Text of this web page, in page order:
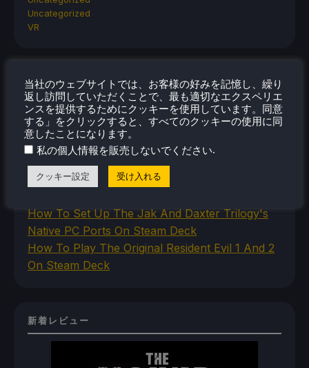
Uncategorized
VR
最近のヒント＆GUIDES
How To Play Stardew Valley In 3D On Steam
Deck
How To Set Up The Steam Controller On The
How To Install The Legend of Zelda: Twilight
How To Set Up The Jak And Daxter Trilogy's
Native PC Ports On Steam Deck
How To Play The Original Resident Evil 1 And 2
On Steam Deck
新着レビュー
当社のウェブサイトでは、お客様の好みを記憶し、繰り
返し訪問していただくことで、最も適切なエクスペリエ
ンスを提供するためにクッキーを使用しています。同意
する」をクリックすると、すべてのクッキーの使用に同
意したことになります。
私の個人情報を販売しないでください.
クッキー設定 受け入れる